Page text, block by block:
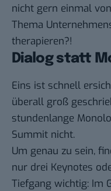
nicht gern einmal
Thema
therapieren?!
Dialog statt
Eins ist schnell
überall groß
stundenlange
Summit nicht.
Um genau zu sein,
nur drei Keynotes
Tiefgang wichtig: Im